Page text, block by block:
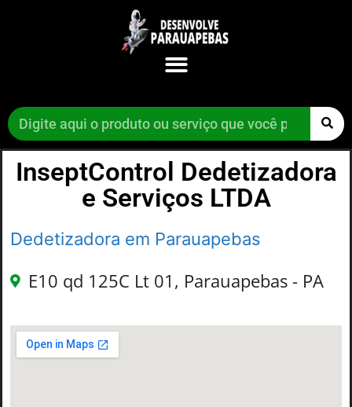
InseptControl Dedetizadora
e Serviços LTDA
Dedetizadora em Parauapebas
E10 qd 125C Lt 01, Parauapebas - PA